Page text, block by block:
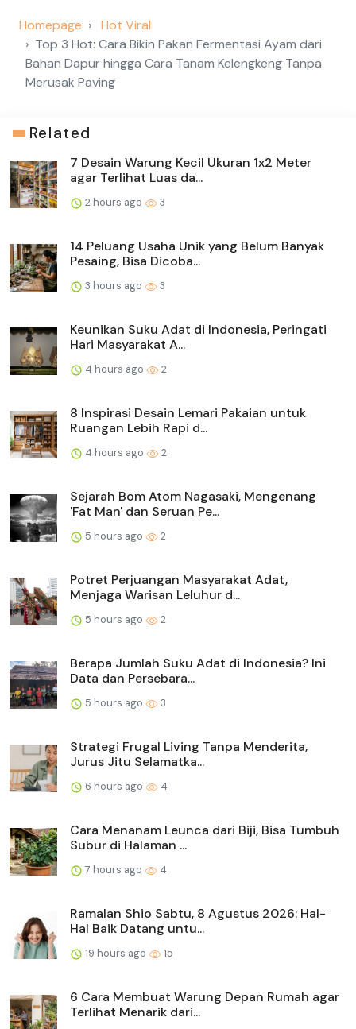
Homepage
Hot Viral
Top 3 Hot: Cara Bikin Pakan Fermentasi Ayam dari
Bahan Dapur hingga Cara Tanam Kelengkeng Tanpa
Merusak Paving
Related
7 Desain Warung Kecil Ukuran 1x2 Meter
agar Terlihat Luas da...
2 hours ago 3
14 Peluang Usaha Unik yang Belum Banyak
Pesaing, Bisa Dicoba...
3 hours ago 3
Keunikan Suku Adat di Indonesia, Peringati
Hari Masyarakat A...
4 hours ago 2
8 Inspirasi Desain Lemari Pakaian untuk
Ruangan Lebih Rapi d...
4 hours ago 2
Sejarah Bom Atom Nagasaki, Mengenang
'Fat Man' dan Seruan Pe...
5 hours ago 2
Potret Perjuangan Masyarakat Adat,
Menjaga Warisan Leluhur d...
5 hours ago 2
Berapa Jumlah Suku Adat di Indonesia? Ini
Data dan Persebara...
5 hours ago 3
Strategi Frugal Living Tanpa Menderita,
Jurus Jitu Selamatka...
6 hours ago 4
Cara Menanam Leunca dari Biji, Bisa Tumbuh
Subur di Halaman ...
7 hours ago 4
Ramalan Shio Sabtu, 8 Agustus 2026: Hal-
Hal Baik Datang untu...
19 hours ago 15
6 Cara Membuat Warung Depan Rumah agar
Terlihat Menarik dari...